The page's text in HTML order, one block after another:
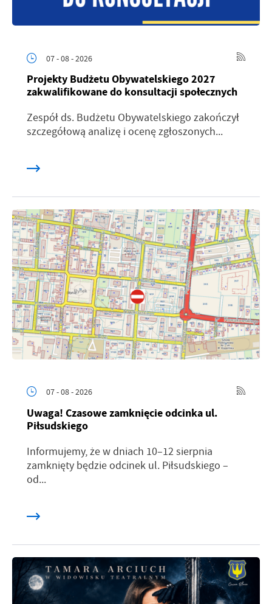
07 - 08 - 2026
Projekty Budżetu Obywatelskiego 2027
zakwalifikowane do konsultacji społecznych
Zespół ds. Budżetu Obywatelskiego zakończył
szczegółową analizę i ocenę zgłoszonych...
07 - 08 - 2026
Uwaga! Czasowe zamknięcie odcinka ul.
Piłsudskiego
Informujemy, że w dniach 10–12 sierpnia
zamknięty będzie odcinek ul. Piłsudskiego –
od...